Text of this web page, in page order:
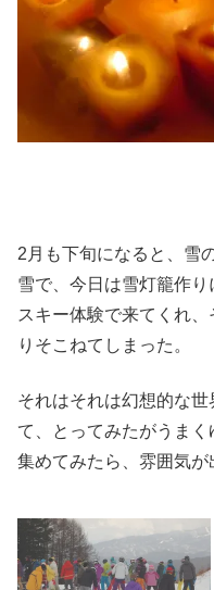
2月も下旬になると、雪
雪で、今日は雪灯籠作
スキー体験で来てくれ
りそこねてしまった。
それはそれは幻想的な
て、とってみたがうま
集めてみたら、雰囲気が